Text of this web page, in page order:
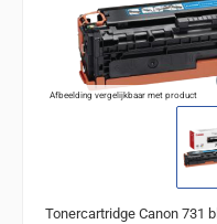
Afbeelding vergelijkbaar met product
Tonercartridge Canon 731 bl